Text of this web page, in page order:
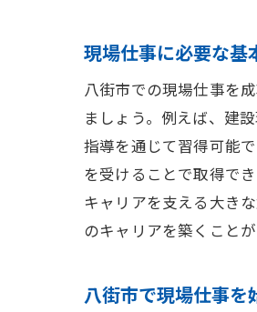
現場仕事に必要な基
八街市での現場仕事を
ましょう。例えば、建
指導を通じて習得可能
を受けることで取得で
キャリアを支える大き
のキャリアを築くことが
八街市で現場仕事を